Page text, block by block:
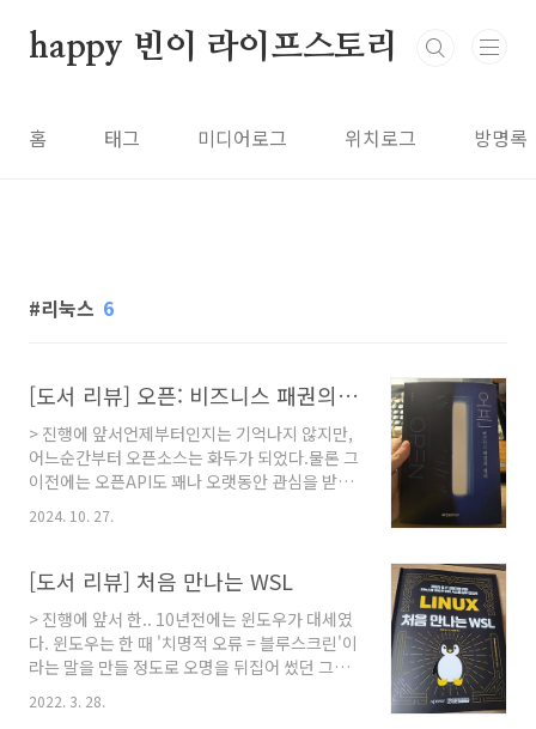
happy 빈이 라이프스토리
홈 태그 미디어로그 위치로그 방명록
리눅스 6
[도서 리뷰] 오픈: 비즈니스 패권의 열쇠
> 진행에 앞서언제부터인지는 기억나지 않지만,
어느순간부터 오픈소스는 화두가 되었다.물론 그
이전에는 오픈API도 꽤나 오랫동안 관심을 받아
왔다. 물론 지금 이 순간까지 말이다.오픈소스와
나와의 개인적인 인연은 코로나가 한창이었던
회에 직접 참가한 것은 아니었지만, 멘토를 모집
게 내가 경험했던 지식을 이용하여 도움을 줄 수
있다는 사실에 지원하였다. 그리고 올해를 제외
하곤 매해 위촉되어 멘토링을 진행하였다.물론
그 전에도 오픈소스에 관심을 갖고있었으나 개인
2024. 10. 27.
[도서 리뷰] 처음 만나는 WSL
> 진행에 앞서 한.. 10년전에는 윈도우가 대세였
다. 윈도우는 한 때 '치명적 오류 = 블루스크린'이
라는 말을 만들 정도로 오명을 뒤집어 썼던 그런
OS이지만, 윈도우7을 기점으로 새롭게 탈바꿈하
여 많은 안정성을 가져왔고, UX에서도 사람들에
2022. 3. 28.